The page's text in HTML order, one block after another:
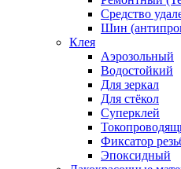
Средство
Шин
Клея
Аэрозольный
Водостойкий
Для зеркал
Для стёкол
Суперклей
Фиксатор
Эпоксидный